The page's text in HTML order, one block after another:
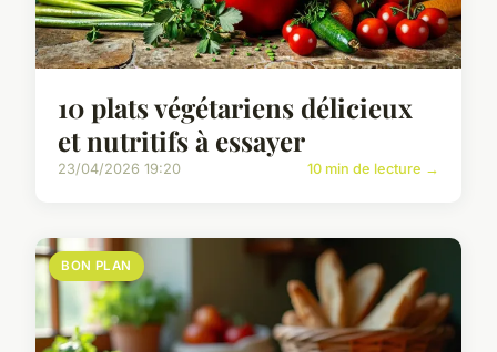
10 plats végétariens délicieux
et nutritifs à essayer
23/04/2026 19:20 10 min de lecture →
BON PLAN